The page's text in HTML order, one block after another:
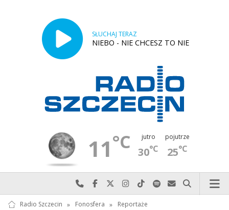
SŁUCHAJ TERAZ
NIEBO - NIE CHCESZ TO NIE
11°C jutro
30°C
pojutrze
25°C
Najlepiej po prostu do nas zadzwoń
Odwiedź nas na Facebook-u
Odwiedź nas na X
Odwiedź nas na Instagram-ie
Odwiedź nas na TikTok-u
Szukaj nas na Spotify
Wyślij do nas
Szukaj
Radio Szczecin » Fonosfera » Reportaże